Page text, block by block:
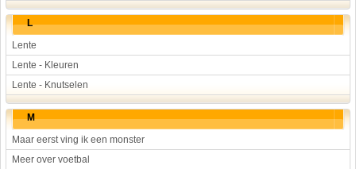
L
Lente
Lente - Kleuren
Lente - Knutselen
M
Maar eerst ving ik een monster
Meer over voetbal